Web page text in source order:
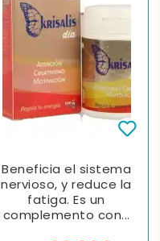
Beneficia el sistema
nervioso, y reduce la
fatiga. Es un
complemento con...